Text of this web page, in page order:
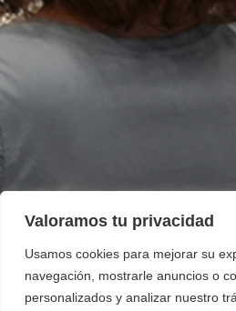
Valoramos tu privacidad
Usamos cookies para mejorar su
navegación, mostrarle anuncios o
personalizados y analizar nuestro